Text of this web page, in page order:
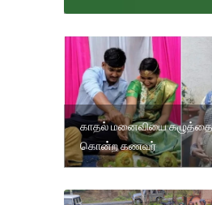
காதல் மனைவியை கழுத்தை
கொன்ற கணவர்